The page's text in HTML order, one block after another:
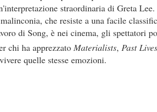
straordinaria di Greta
che resiste a una facile
di Song, è nei cinema, gli spettatori
chi ha apprezzato Materialists, Past Lives
quelle stesse emozioni.